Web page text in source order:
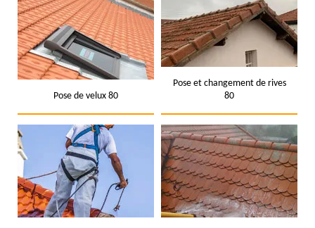
Pose de velux 80
Pose et changement de rives
80